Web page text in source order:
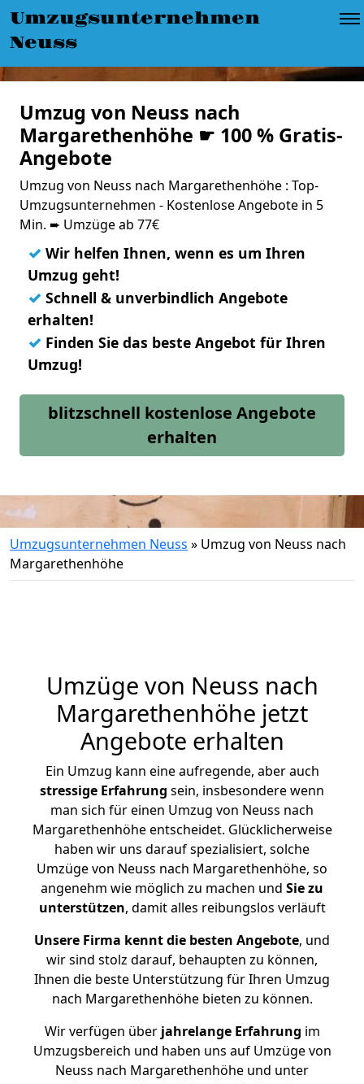
Umzugsunternehmen
Neuss
Umzug von Neuss nach
Margarethenhöhe ☛ 100 % Gratis-
Angebote
Umzug von Neuss nach Margarethenhöhe : Top-
Umzugsunternehmen - Kostenlose Angebote in 5
Min. ➨ Umzüge ab 77€
✓ Wir helfen Ihnen, wenn es um Ihren
Umzug geht!
✓ Schnell & unverbindlich Angebote
erhalten!
✓ Finden Sie das beste Angebot für Ihren
Umzug!
blitzschnell kostenlose Angebote
erhalten
Umzugsunternehmen Neuss » Umzug von Neuss nach
Margarethenhöhe
Umzüge von Neuss nach
Margarethenhöhe jetzt
Angebote erhalten
Ein Umzug kann eine aufregende, aber auch
stressige Erfahrung sein, insbesondere wenn
man sich für einen Umzug von Neuss nach
Margarethenhöhe entscheidet. Glücklicherweise
haben wir uns darauf spezialisiert, solche
Umzüge von Neuss nach Margarethenhöhe, so
angenehm wie möglich zu machen und Sie zu
unterstützen, damit alles reibungslos verläuft
Unsere Firma kennt die besten Angebote, und
wir sind stolz darauf, behaupten zu können,
Ihnen die beste Unterstützung für Ihren Umzug
nach Margarethenhöhe bieten zu können.
Wir verfügen überjahrelange Erfahrung im
Umzugsbereich und haben uns auf Umzüge von
Neuss nach Margarethenhöhe und unter